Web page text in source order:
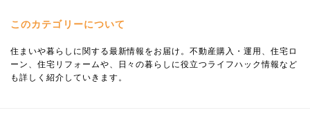
このカテゴリーについて
住まいや暮らしに関する最新情報をお届け。不動産購入・運用、住宅ロ
ーン、住宅リフォームや、日々の暮らしに役立つライフハック情報など
も詳しく紹介していきます。